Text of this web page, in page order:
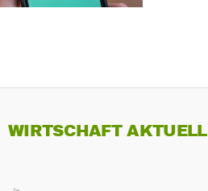
WIRTSCHAFT AKTUELL